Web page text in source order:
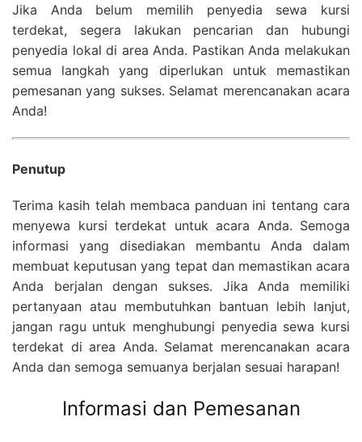
Jika Anda belum memilih penyedia sewa kursi
terdekat, segera lakukan pencarian dan hubungi
penyedia lokal di area Anda. Pastikan Anda melakukan
semua langkah yang diperlukan untuk memastikan
pemesanan yang sukses. Selamat merencanakan acara
Anda!
Penutup
Terima kasih telah membaca panduan ini tentang cara
menyewa kursi terdekat untuk acara Anda. Semoga
informasi yang disediakan membantu Anda dalam
membuat keputusan yang tepat dan memastikan acara
Anda berjalan dengan sukses. Jika Anda memiliki
pertanyaan atau membutuhkan bantuan lebih lanjut,
jangan ragu untuk menghubungi penyedia sewa kursi
terdekat di area Anda. Selamat merencanakan acara
Anda dan semoga semuanya berjalan sesuai harapan!
Informasi dan Pemesanan